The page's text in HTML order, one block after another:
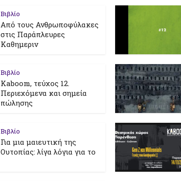
Βιβλίο
Από τους Ανθρωποφύλακες
στις Παράπλευρες
Καθημεριν
Βιβλίο
Kaboom, τεύχος 12.
Περιεχόμενα και σημεία
πώλησης
Βιβλίο
Για μια μαιευτική της
Ουτοπίας: λίγα λόγια για το